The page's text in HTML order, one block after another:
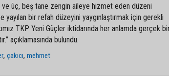
üç, beş tane zengin aileye hizmet eden düzeni
yayılan bir refah düzeyini yaygınlaştırmak için gerekli
TKP Yeni Güçler iktidarında her anlamda gerçek
açıklamasında bulundu.
,çakıcı,mehmet